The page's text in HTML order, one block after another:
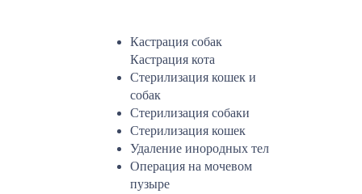
Кастрация собак
Кастрация кота
Стерилизация кошек и
собак
Стерилизация собаки
Стерилизация кошек
Удаление инородных тел
Операция на мочевом
пузыре